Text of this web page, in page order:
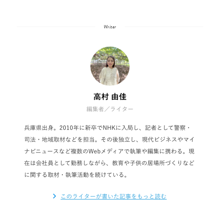
Writer
高村 由佳
編集者／ライター
兵庫県出身。2010年に新卒でNHKに入局し、記者として警察・
司法・地域取材などを担当。その後独立し、現代ビジネスやマイ
ナビニュースなど複数のWebメディアで執筆や編集に携わる。現
在は会社員として勤務しながら、教育や子供の居場所づくりなど
に関する取材・執筆活動を続けている。
このライターが書いた記事をもっと読む